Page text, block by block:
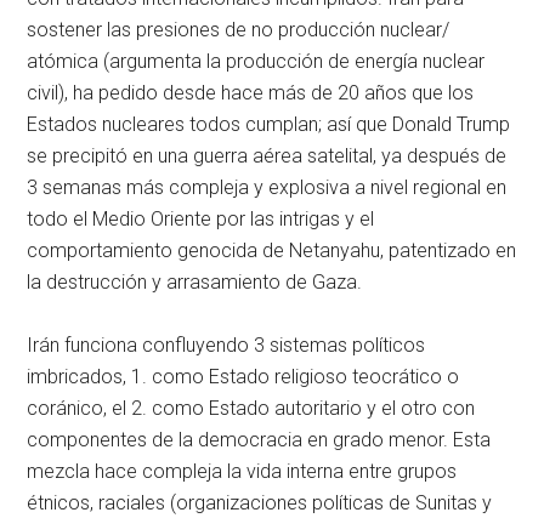
sostener las presiones de no producción nuclear/
atómica (argumenta la producción de energía nuclear
civil), ha pedido desde hace más de 20 años que los
Estados nucleares todos cumplan; así que Donald Trump
se precipitó en una guerra aérea satelital, ya después de
3 semanas más compleja y explosiva a nivel regional en
todo el Medio Oriente por las intrigas y el
comportamiento genocida de Netanyahu, patentizado en
la destrucción y arrasamiento de Gaza.
Irán funciona confluyendo 3 sistemas políticos
imbricados, 1. como Estado religioso teocrático o
coránico, el 2. como Estado autoritario y el otro con
componentes de la democracia en grado menor. Esta
mezcla hace compleja la vida interna entre grupos
étnicos, raciales (organizaciones políticas de Sunitas y